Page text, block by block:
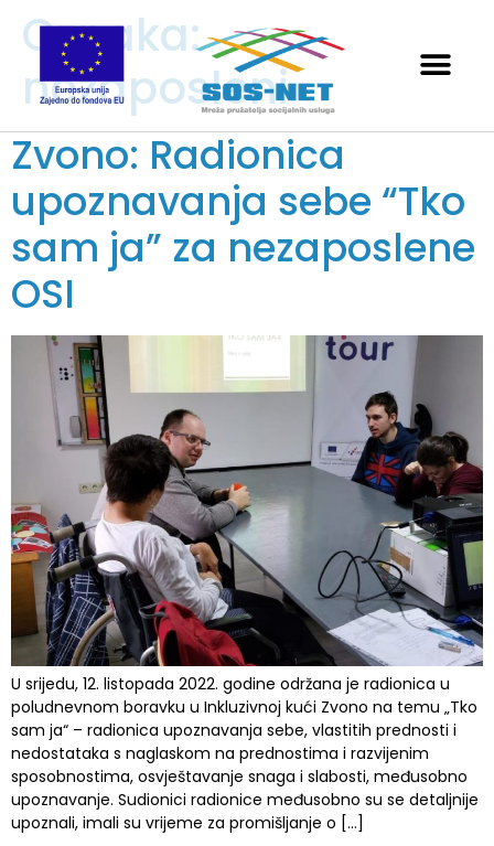
Oznaka:
nezaposleni
Zvono: Radionica
upoznavanja sebe “Tko
sam ja” za nezaposlene
OSI
U srijedu, 12. listopada 2022. godine održana je radionica u
poludnevnom boravku u Inkluzivnoj kući Zvono na temu „Tko
sam ja“ – radionica upoznavanja sebe, vlastitih prednosti i
nedostataka s naglaskom na prednostima i razvijenim
sposobnostima, osvještavanje snaga i slabosti, međusobno
upoznavanje. Sudionici radionice međusobno su se detaljnije
upoznali, imali su vrijeme za promišljanje o […]